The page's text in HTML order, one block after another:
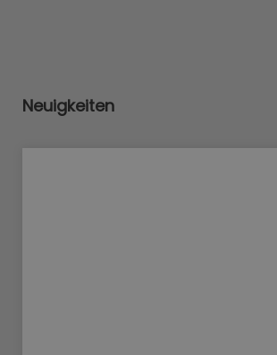
Neuigkeiten